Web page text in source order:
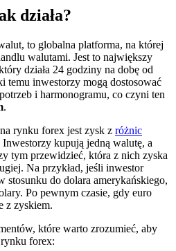
działa?
to globalna platforma, na której
walutami. Jest to największy
działa 24 godziny na dobę od
temu inwestorzy mogą dostosować
i harmonogramu, co czyni ten
.
rynku forex jest zysk z różnic
kupują jedną walutę, a
tym przewidzieć, która z nich zyska
Na przykład, jeśli inwestor
stosunku do dolara amerykańskiego,
Po pewnym czasie, gdy euro
z zyskiem.
które warto zrozumieć, aby
forex: